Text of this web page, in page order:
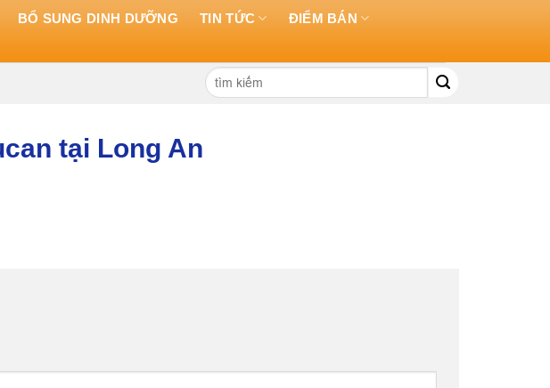
BỔ SUNG DINH DƯỠNG TIN TỨC
ĐIỂM BÁN
Tìm
kiếm:
tại Long An